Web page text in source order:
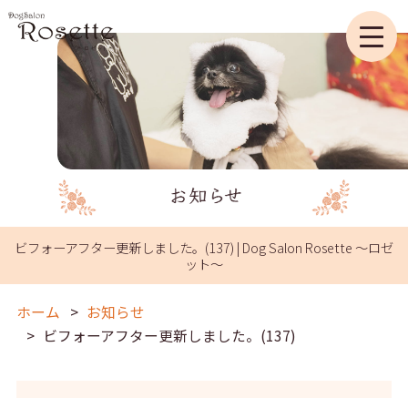
ビフォーアフター更新しました。(137) | Dog Salon Rosette ～ロゼ
ット～
ホーム
お知らせ
ビフォーアフター更新しました。(137)